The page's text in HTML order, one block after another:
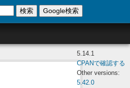
検索 Google検索
5.14.1
CPANで確認する
Other versions:
5.42.0